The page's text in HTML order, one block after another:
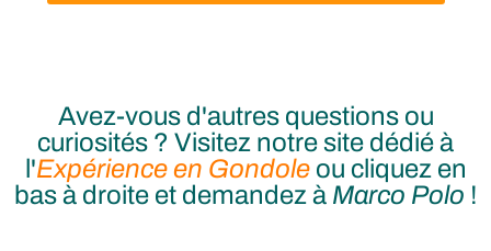
Avez-vous d'autres questions ou
curiosités ? Visitez notre site dédié à
l'Expérience en Gondoleou cliquez en
bas à droite et demandez à Marco Polo !